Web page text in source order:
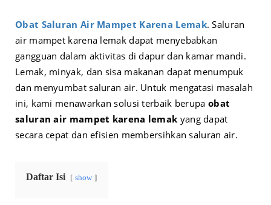
Obat Saluran Air Mampet Karena Lemak. Saluran
air mampet karena lemak dapat menyebabkan
gangguan dalam aktivitas di dapur dan kamar mandi.
Lemak, minyak, dan sisa makanan dapat menumpuk
dan menyumbat saluran air. Untuk mengatasi masalah
ini, kami menawarkan solusi terbaik berupa obat
saluran air mampet karena lemak yang dapat
secara cepat dan efisien membersihkan saluran air.
Daftar Isi show